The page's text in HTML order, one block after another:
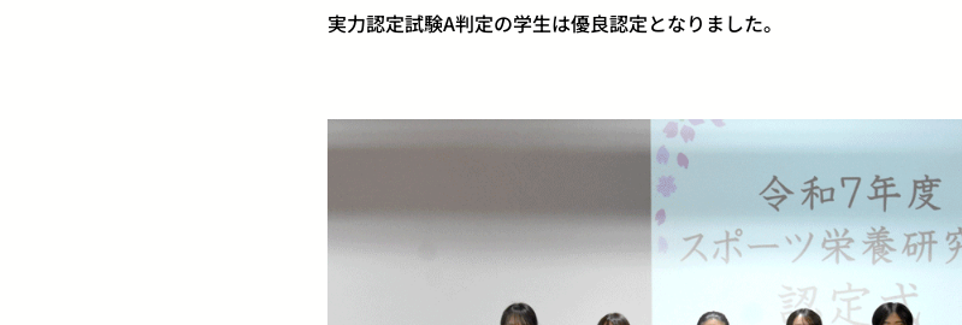
実力認定試験A判定の学生は優良認定となりました。